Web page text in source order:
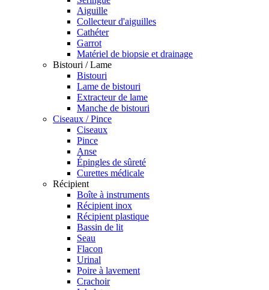
Aiguille
Collecteur d'aiguilles
Cathéter
Garrot
Matériel de biopsie et drainage
Bistouri / Lame
Bistouri
Lame de bistouri
Extracteur de lame
Manche de bistouri
Ciseaux / Pince
Ciseaux
Pince
Anse
Épingles de sûreté
Curettes médicale
Récipient
Boîte à instruments
Récipient inox
Récipient plastique
Bassin de lit
Seau
Flacon
Urinal
Poire à lavement
Crachoir